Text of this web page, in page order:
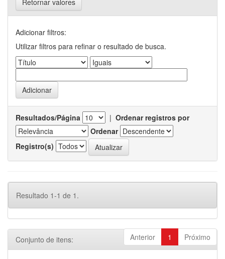
Retornar valores
Adicionar filtros:
Utilizar filtros para refinar o resultado de busca.
Resultados/Página | Ordenar registros por
Ordenar
Registro(s)
Resultado 1-1 de 1.
Anterior 1 Próximo
Conjunto de itens: